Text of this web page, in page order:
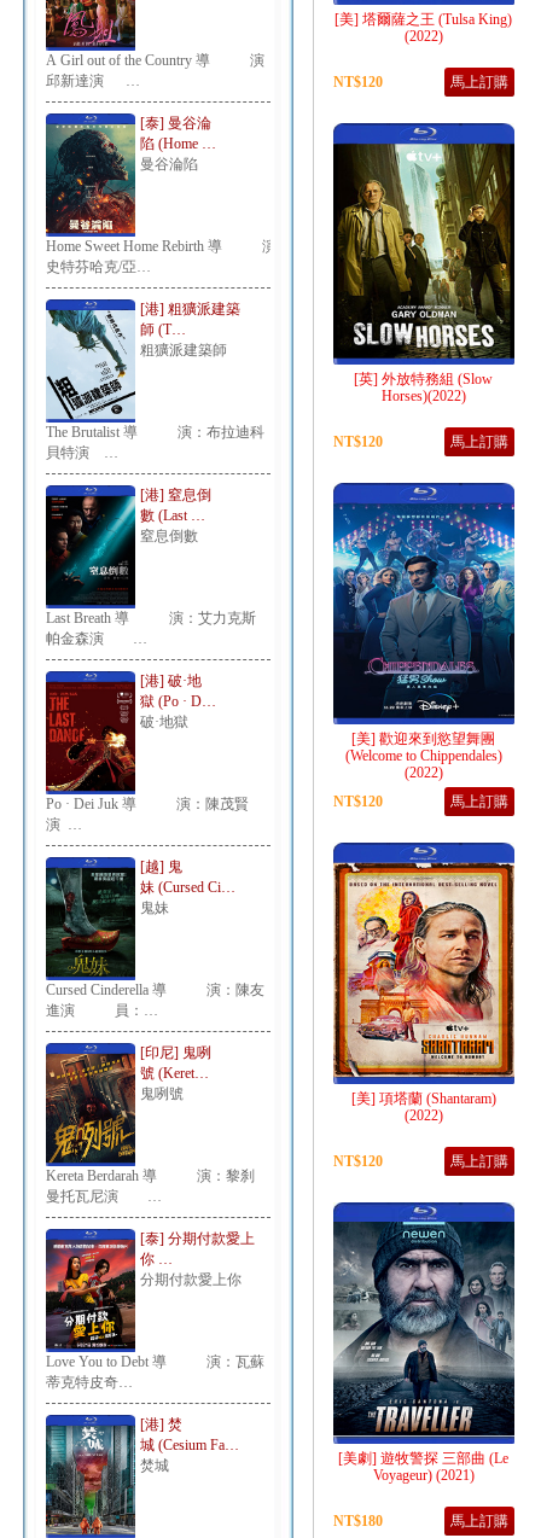
A Girl out of the Country 導 演：
邱新達演 …
[泰] 曼谷淪
陷 (Home …
曼谷淪陷
Home Sweet Home Rebirth 導 演：
史特芬哈克/亞…
[港] 粗獷派建築
師 (T…
粗獷派建築師
The Brutalist 導 演：布拉迪科
貝特演 …
[港] 窒息倒
數 (Last …
窒息倒數
Last Breath 導 演：艾力克斯
帕金森演 …
[港] 破·地
獄 (Po · D…
破·地獄
Po · Dei Juk 導 演：陳茂賢
演 …
[越] 鬼
妹 (Cursed Ci…
鬼妹
Cursed Cinderella 導 演：陳友
進演 員：…
[印尼] 鬼咧
號 (Keret…
鬼咧號
Kereta Berdarah 導 演：黎刹
曼托瓦尼演 …
[泰] 分期付款愛上
你 …
分期付款愛上你
Love You to Debt 導 演：瓦蘇
蒂克特皮奇…
[港] 焚
城 (Cesium Fa…
焚城
[美] 塔爾薩之王 (Tulsa King)
(2022)
NT$120 馬上訂購
[英] 外放特務組 (Slow
Horses)(2022)
NT$120 馬上訂購
[美] 歡迎來到慾望舞團
(Welcome to Chippendales)
(2022)
NT$120
馬上訂購
[美] 項塔蘭 (Shantaram)
(2022)
NT$120 馬上訂購
[美劇] 遊牧警探 三部曲 (Le
Voyageur‎) (2021)
NT$180 馬上訂購